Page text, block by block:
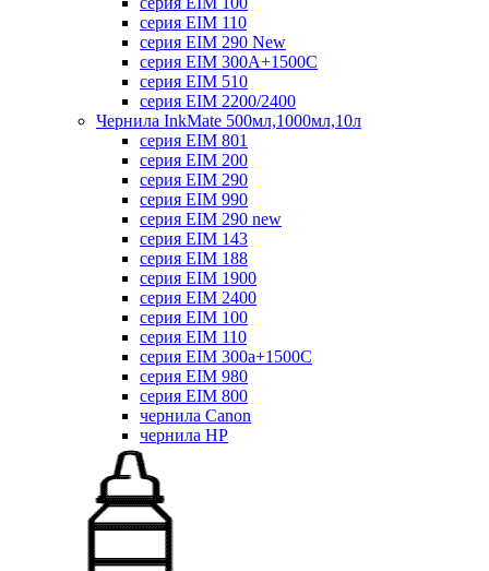
серия EIM 110
серия EIM 290 New
серия EIM 300А+1500С
серия EIM 510
серия EIM 2200/2400
Чернила InkMate 500мл,1000мл,10л
серия EIM 801
серия EIM 200
серия EIM 290
серия EIM 990
серия EIM 290 new
серия EIM 143
серия EIM 188
серия EIM 1900
серия EIM 2400
серия EIM 100
серия EIM 110
серия EIM 300a+1500C
серия EIM 980
серия EIM 800
чернила Canon
чернила HP